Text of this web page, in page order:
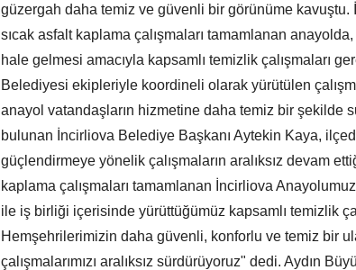
güzergah daha temiz ve güvenli bir görünüme kavuştu.
sıcak asfalt kaplama çalışmaları tamamlanan
hale gelmesi amacıyla kapsamlı temizlik çalışmaları
Belediyesi ekipleriyle koordineli olarak yürütülen
anayol vatandaşların hizmetine daha temiz bir şekilde
bulunan İncirliova Belediye Başkanı Aytekin Kaya,
güçlendirmeye yönelik çalışmaların aralıksız devam
kaplama çalışmaları tamamlanan İncirliova
ile iş birliği içerisinde yürüttüğümüz kapsamlı temizlik
Hemşehrilerimizin daha güvenli, konforlu ve temiz bir
çalışmalarımızı aralıksız sürdürüyoruz" dedi. Aydın